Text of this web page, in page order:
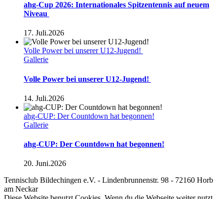
ahg-Cup 2026: Internationales Spitzentennis auf neuem
Niveau
17. Juli.2026
Volle Power bei unserer U12-Jugend!
Gallerie
Volle Power bei unserer U12-Jugend!
14. Juli.2026
ahg-CUP: Der Countdown hat begonnen!
Gallerie
ahg-CUP: Der Countdown hat begonnen!
20. Juni.2026
Tennisclub Bildechingen e.V. - Lindenbrunnenstr. 98 - 72160 Horb
am Neckar